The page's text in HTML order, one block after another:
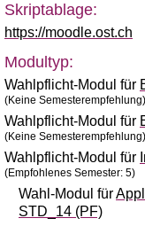
Skriptablage:
https://moodle.ost.ch
Modultyp:
Wahlpflicht-Modul für
(Keine Semesterempfehlung)
Wahlpflicht-Modul für
(Keine Semesterempfehlung)
Wahlpflicht-Modul für
(Empfohlenes Semester: 5)
Wahl-Modul für
STD_14 (PF)